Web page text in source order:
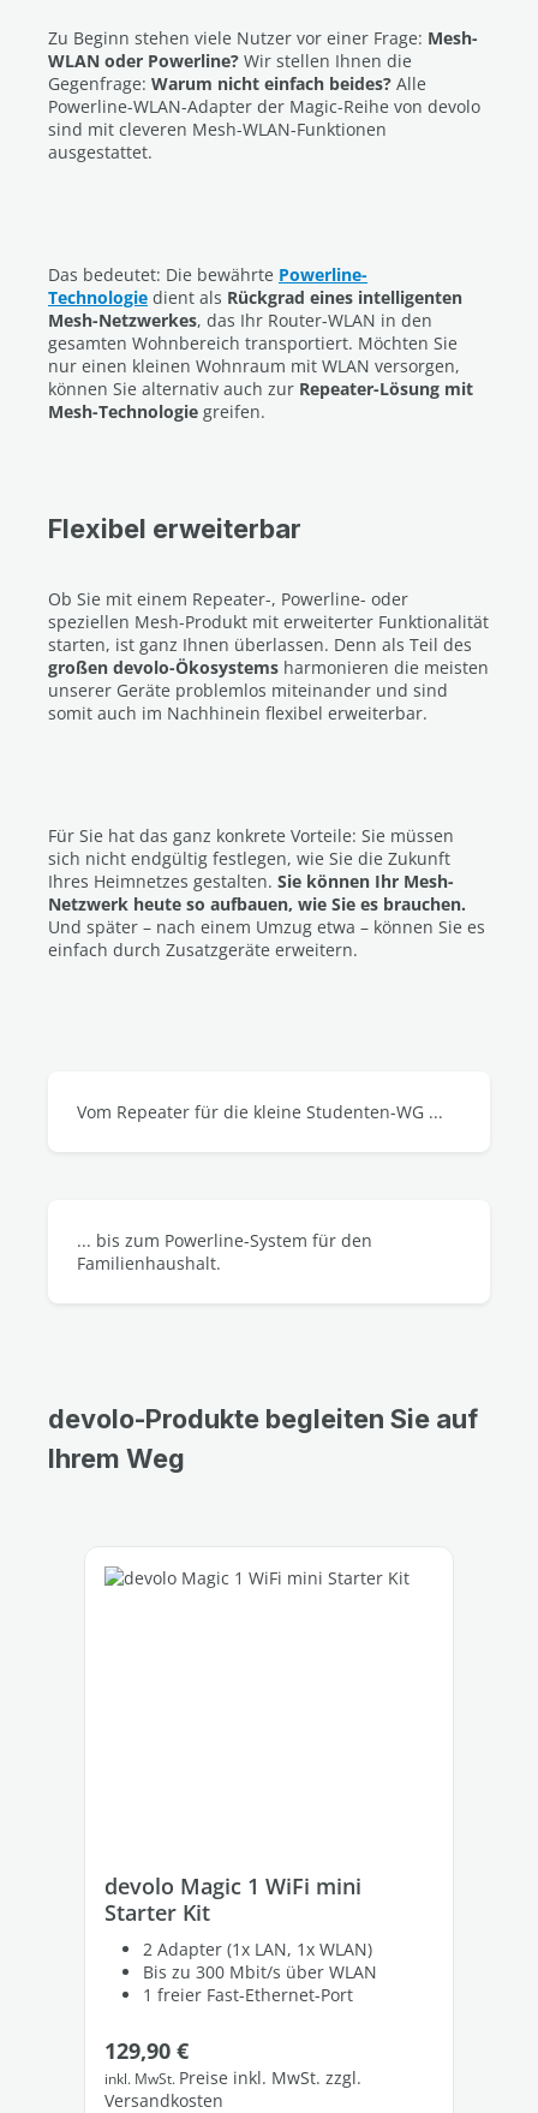
Zu Beginn stehen viele Nutzer vor einer Frage: Mesh-
WLAN oder Powerline? Wir stellen Ihnen die
Gegenfrage: Warum nicht einfach beides? Alle
Powerline-WLAN-Adapter der Magic-Reihe von devolo
sind mit cleveren Mesh-WLAN-Funktionen
ausgestattet.
Das bedeutet: Die bewährte Powerline-
Technologie dient als Rückgrad eines intelligenten
Mesh-Netzwerkes, das Ihr Router-WLAN in den
gesamten Wohnbereich transportiert. Möchten Sie
nur einen kleinen Wohnraum mit WLAN versorgen,
können Sie alternativ auch zur Repeater-Lösung mit
Mesh-Technologie greifen.
Flexibel erweiterbar
Ob Sie mit einem Repeater-, Powerline- oder
speziellen Mesh-Produkt mit erweiterter Funktionalität
starten, ist ganz Ihnen überlassen. Denn als Teil des
großen devolo-Ökosystems harmonieren die meisten
unserer Geräte problemlos miteinander und sind
somit auch im Nachhinein flexibel erweiterbar.
Für Sie hat das ganz konkrete Vorteile: Sie müssen
sich nicht endgültig festlegen, wie Sie die Zukunft
Ihres Heimnetzes gestalten. Sie können Ihr Mesh-
Netzwerk heute so aufbauen, wie Sie es brauchen.
Und später – nach einem Umzug etwa – können Sie es
einfach durch Zusatzgeräte erweitern.
Vom Repeater für die kleine Studenten-WG ...
... bis zum Powerline-System für den
Familienhaushalt.
devolo-Produkte begleiten Sie auf
Ihrem Weg
Produktgalerie überspringen
devolo Magic 1 WiFi mini
Starter Kit
2 Adapter (1x LAN, 1x WLAN)
Bis zu 300 Mbit/s über WLAN
1 freier Fast-Ethernet-Port
Regulärer Preis:
129,90 €
inkl. MwSt. Preise inkl. MwSt. zzgl.
Versandkosten